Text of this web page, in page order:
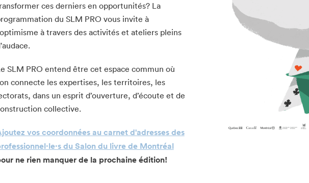
ces derniers en opportunités? La
du SLM PRO vous invite à
à travers des activités et ateliers pleins
SLM PRO entend être cet espace commun où
connecte les expertises, les territoires, les
dans un esprit d’ouverture, d’écoute et de
collective.
vos coordonnées au carnet d'adresses des
du Salon du livre de Montréal
ne rien manquer de la prochaine édition!